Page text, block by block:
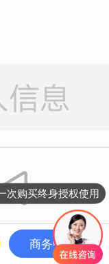
家服务，商家订
次购买终身授权使用
商务中心